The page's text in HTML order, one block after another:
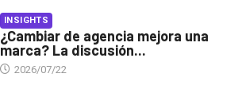
INSIGHTS
¿Cambiar de agencia mejora una
marca? La discusión...
2026/07/22